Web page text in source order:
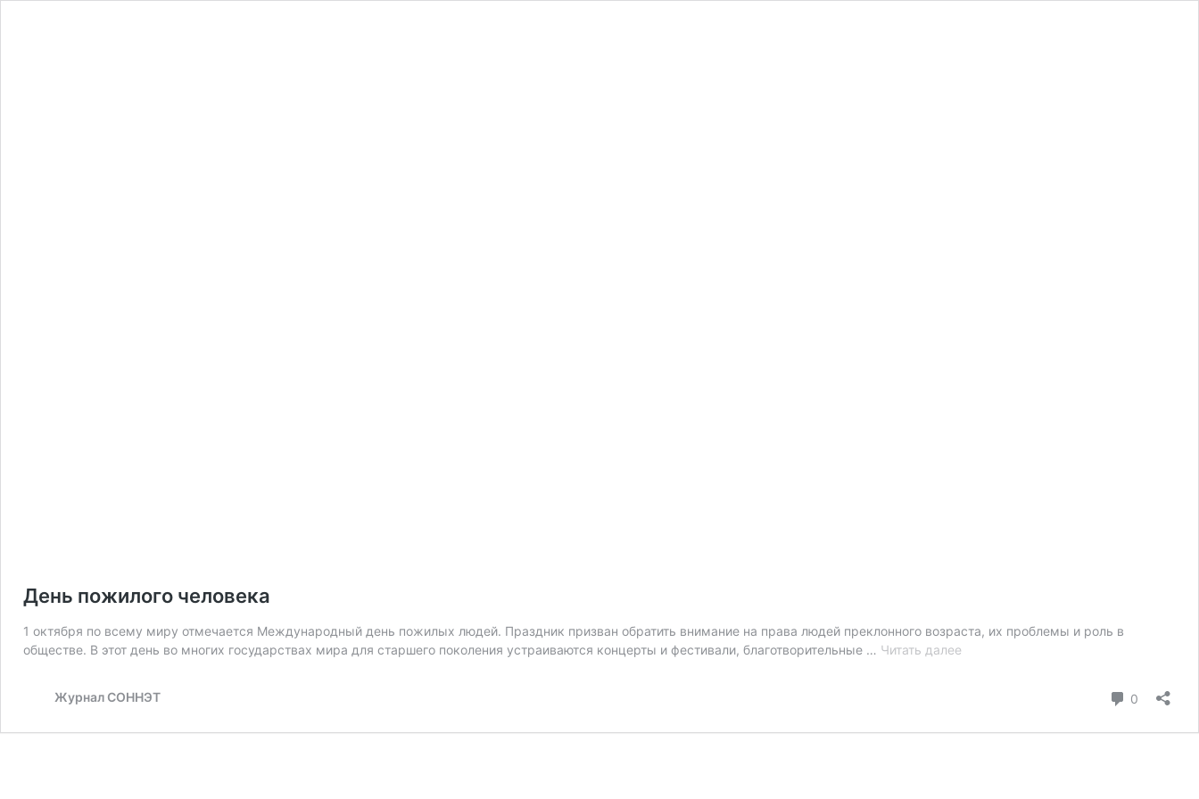
День пожилого человека
1 октября по всему миру отмечается Международный день пожилых людей. Праздник призван обратить внимание на права людей преклонного возраста, их проблемы и роль в
обществе. В этот день во многих государствах мира для старшего поколения устраиваются концерты и фестивали, благотворительные … Читать далее
Журнал СОННЭТ 0